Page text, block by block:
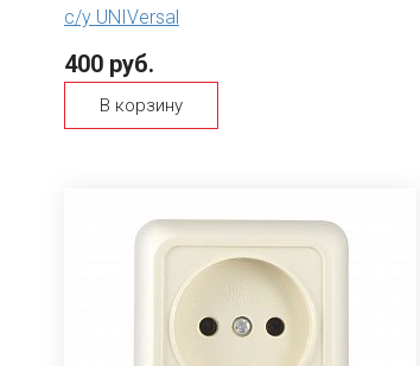
с/у UNIVersal
400 руб.
В корзину